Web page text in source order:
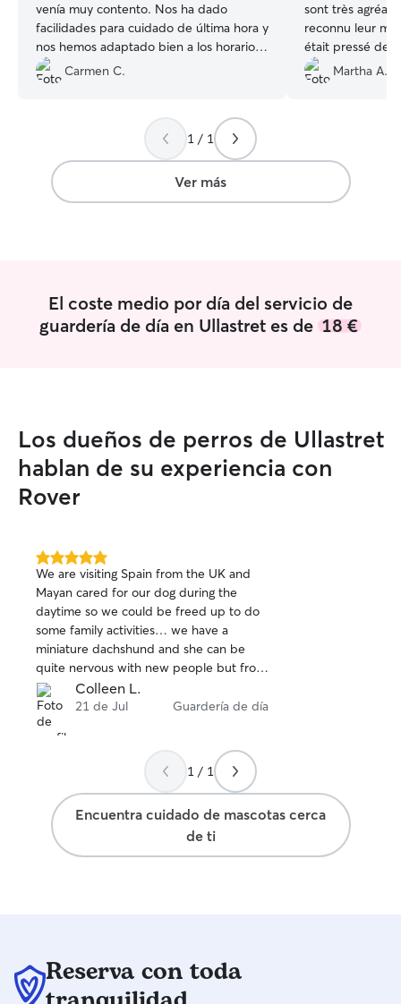
venía muy contento. Nos ha dado
facilidades para cuidado de última hora y
nos hemos adaptado bien a los horarios.
El sitio es estupendo, tiene una casa con
jardín. La recomiendo 100%.
Carmen C.
sont très
reconnu leur
était pressé de
Martha A.
1 / 1
Ver más
El coste medio por día del servicio de
guardería de día en Ullastret es de 18 €
Los dueños de perros de Ullastret
hablan de su experiencia con
Rover
5.0
de
5
estrellas
We are visiting Spain from the UK and
Mayan cared for our dog during the
daytime so we could be freed up to do
some family activities… we have a
miniature dachshund and she can be
quite nervous with new people but from
the moment we passed her over, it was
clear how comfortable and safe she felt.
Mayan was a very caring and nurturing
wife who looked after her as well. We
are so grateful, and will definitely be in
touch again next time we are here. I
highly recommend Mayan!
Colleen L.
21 de Jul Guardería de día
1 / 1
Encuentra cuidado de mascotas cerca
de ti
Reserva con toda